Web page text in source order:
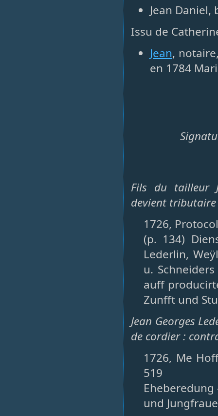
Jean Daniel,
Issu de
Jean,
en 1784
Fils du tailleur
devient tributaire
1726,
(p. 134)
Lederlin,
u.
auff
Zunfft und
Jean Georges
de cordier :
1726, Me
519
Eheberedung
und